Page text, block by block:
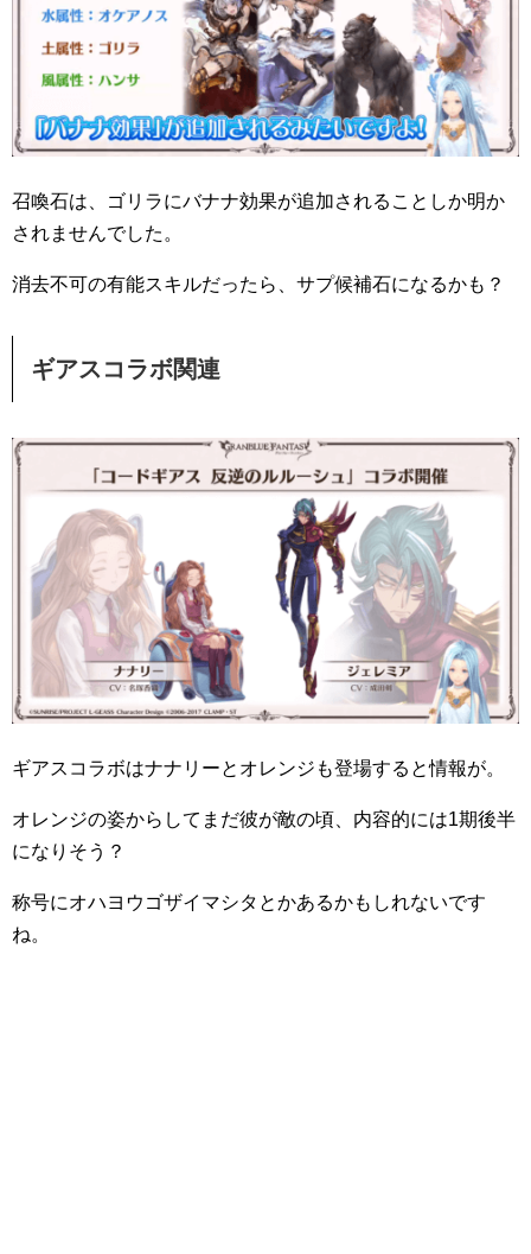
召喚石は、ゴリラにバナナ効果が追加されることしか明か
されませんでした。
消去不可の有能スキルだったら、サプ候補石になるかも？
ギアスコラボ関連
ギアスコラボはナナリーとオレンジも登場すると情報が。
オレンジの姿からしてまだ彼が敵の頃、内容的には1期後半
になりそう？
称号にオハヨウゴザイマシタとかあるかもしれないです
ね。